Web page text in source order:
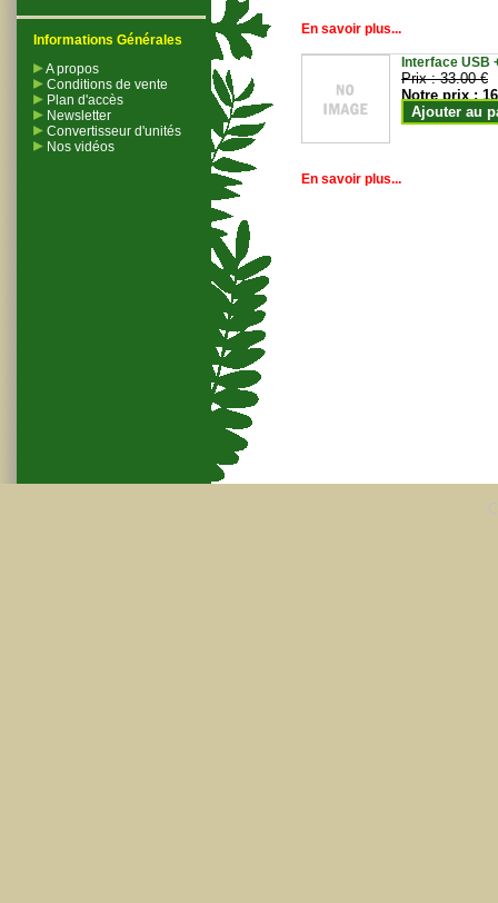
Informations Générales
A propos
Conditions de vente
Plan d'accès
Newsletter
Convertisseur d'unités
Nos vidéos
En savoir plus...
Interface USB
Prix :33.00 €
Notre prix :
Ajouter au
En savoir plus...